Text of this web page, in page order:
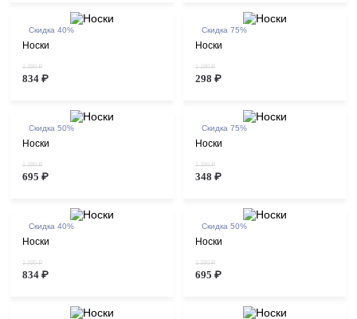
Скидка 40%
Носки
1 390 ₽
834 ₽
Скидка 75%
Носки
1 190 ₽
298 ₽
Скидка 50%
Носки
1 390 ₽
695 ₽
Скидка 75%
Носки
1 390 ₽
348 ₽
Скидка 40%
Носки
1 390 ₽
834 ₽
Скидка 50%
Носки
1 390 ₽
695 ₽